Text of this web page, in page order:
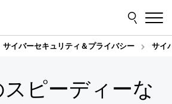
サイバーセキュリティ＆プライバシー サイ
ピーディーな